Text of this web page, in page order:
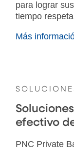
para lograr
tiempo
Más
efectivo
PNC Private